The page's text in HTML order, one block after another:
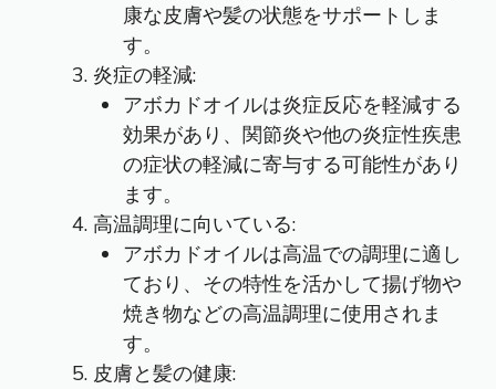
康な皮膚や髪の状態をサポートしま
す。
炎症の軽減:
アボカドオイルは炎症反応を軽減する
効果があり、関節炎や他の炎症性疾患
の症状の軽減に寄与する可能性があり
ます。
高温調理に向いている:
アボカドオイルは高温での調理に適し
ており、その特性を活かして揚げ物や
焼き物などの高温調理に使用されま
す。
皮膚と髪の健康: